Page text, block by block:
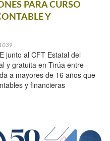
PARA CURSO
Y
1039
junto al CFT Estatal del
y gratuita en Tirúa entre
a mayores de 16 años que
y financieras